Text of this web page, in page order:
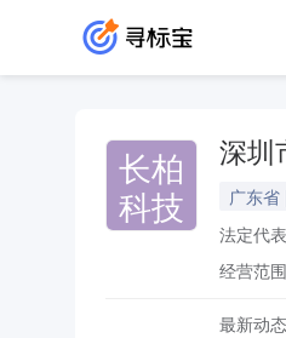
长柏
科技
深圳
广东省
法定代
经营范围
最新动态